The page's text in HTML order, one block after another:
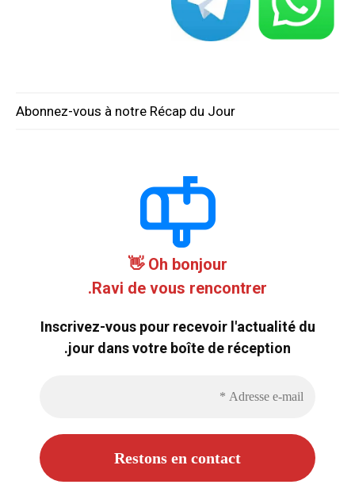
Abonnez-vous à notre Récap du Jour
Oh bonjour 👋
Ravi de vous rencontrer.
Inscrivez-vous pour recevoir l'actualité du
jour dans votre boîte de réception.